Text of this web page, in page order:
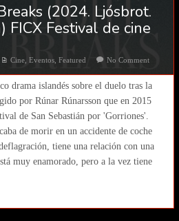
(2024. Ljósbrot.
FICX Festival de cine
Cine, Eventos, Featured No Comment
drama islandés sobre el duelo tras la
por Rúnar Rúnarsson que en 2015
de San Sebastián por 'Gorriones'.
de morir en un accidente de coche
tiene una relación con una
muy enamorado, pero a la vez tiene